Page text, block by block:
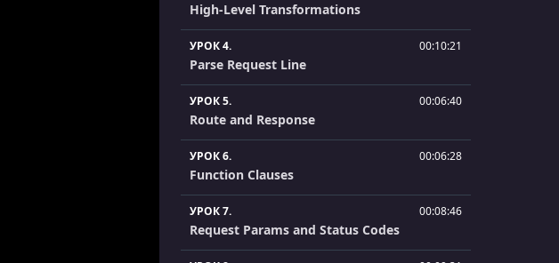
High-Level Transformations
УРОК 4. 00:10:21
Parse Request Line
УРОК 5. 00:06:40
Route and Response
УРОК 6. 00:06:28
Function Clauses
УРОК 7. 00:08:46
Request Params and Status Codes